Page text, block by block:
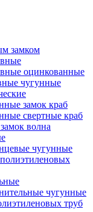
замком
оцинкованные
чугунные
замок краб
свертные краб
волна
чугунные
чугунные
труб